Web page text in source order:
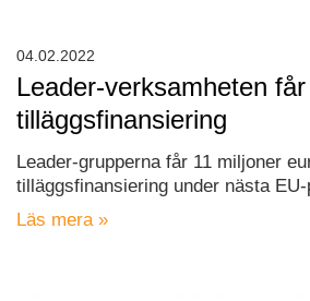
Leader-verksamheten
tilläggsfinansiering
Leader-grupperna får 11 miljoner
tilläggsfinansiering under nästa
Läs mera »
04.02.2022